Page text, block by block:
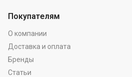
Покупателям
О компании
Доставка и оплата
Бренды
Статьи